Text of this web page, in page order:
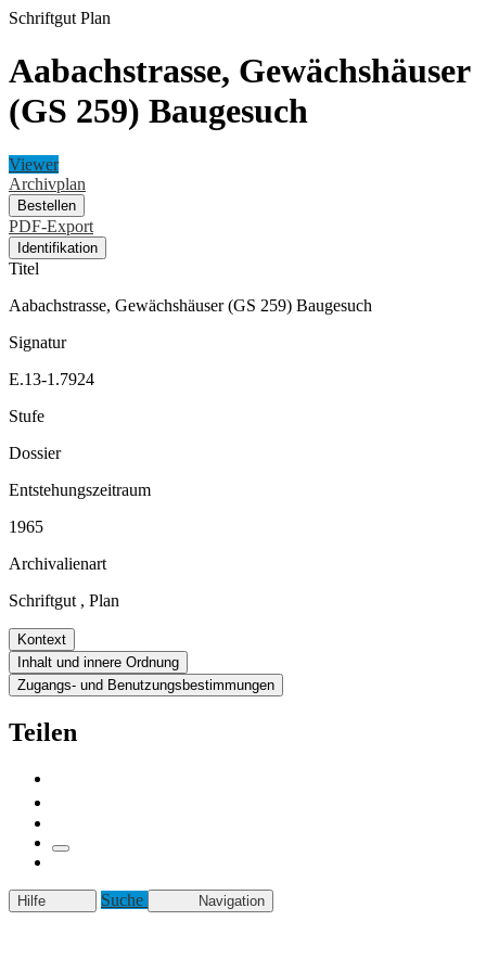
Schriftgut Plan
Aabachstrasse, Gewächshäuser
(GS 259) Baugesuch
Viewer
Archivplan
Bestellen
PDF-Export
Identifikation
Titel
Aabachstrasse, Gewächshäuser (GS 259) Baugesuch
Signatur
E.13-1.7924
Stufe
Dossier
Entstehungszeitraum
1965
Archivalienart
Schriftgut , Plan
Kontext
Inhalt und innere Ordnung
Zugangs- und Benutzungsbestimmungen
Teilen
Hilfe Suche Navigation